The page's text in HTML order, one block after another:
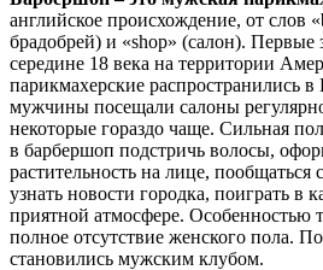
английское происхождение, от слов
брадобрей) и «shop» (салон). Первые
середине 18 века на территории
парикмахерские распространились
мужчины посещали салоны
некоторые гораздо чаще. Сильная
в барбершоп подстричь волосы,
растительность на лице,
узнать новости городка, поиграть в
приятной атмосфере. Особенностью
полное отсутствие женского пола.
становились мужским клубом.